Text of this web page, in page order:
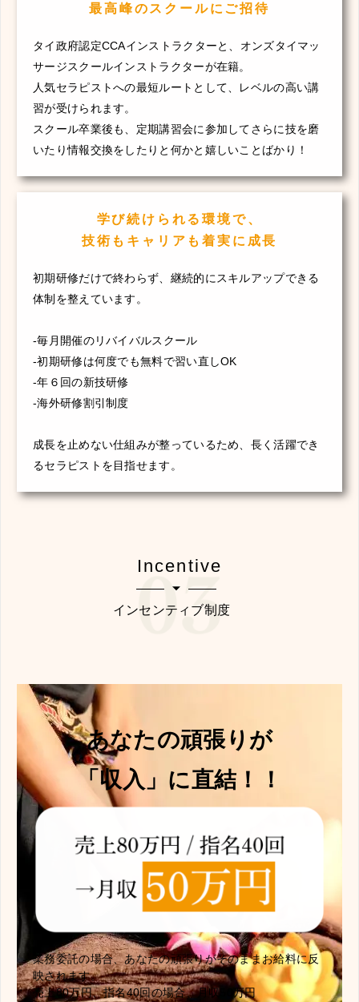
最高峰のスクールにご招待
タイ政府認定CCAインストラクターと、オンズタイマッ
サージスクールインストラクターが在籍。
人気セラピストへの最短ルートとして、レベルの高い講
習が受けられます。
スクール卒業後も、定期講習会に参加してさらに技を磨
いたり情報交換をしたりと何かと嬉しいことばかり！
学び続けられる環境で、
技術もキャリアも着実に成長
初期研修だけで終わらず、継続的にスキルアップできる
体制を整えています。
-毎月開催のリバイバルスクール
-初期研修は何度でも無料で習い直しOK
-年６回の新技研修
-海外研修割引制度
成長を止めない仕組みが整っているため、長く活躍でき
るセラピストを目指せます。
Incentive
インセンティブ制度
あなたの頑張りが
「収入」に直結！！
業務委託の場合、あなたの頑張りがそのままお給料に反
映されます。
売上80万円、指名40回の場合、月収50万円